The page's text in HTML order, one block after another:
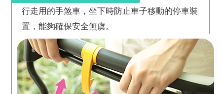
行走用的手煞車，坐下時防止車子移動的停車裝
置，能夠確保安全無虞。